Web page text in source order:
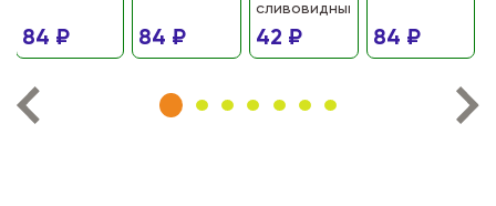
84 ₽ 84 ₽
сливовидный)
42 ₽ 84 ₽